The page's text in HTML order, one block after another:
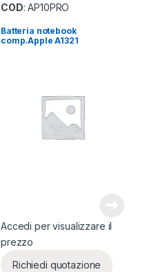
COD: AP10PRO
Batteria notebook
comp.Apple A1321
Accedi per visualizzare il
prezzo
Richiedi quotazione